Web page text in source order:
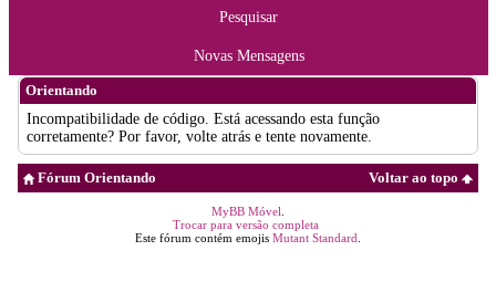
Pesquisar
Novas Mensagens
Orientando
Incompatibilidade de código. Está acessando esta função
corretamente? Por favor, volte atrás e tente novamente.
Voltar ao topo
Fórum Orientando
MyBB Móvel
Trocar para versão completa
Este fórum contém emojis Mutant Standard